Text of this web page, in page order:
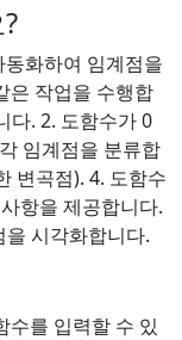
화하여 임계점을
은 작업을 수행합
다. 2. 도함수가 0
임계점을 분류합
변곡점). 4. 도함수
항을 제공합니다.
시각화합니다.
수를 입력할 수 있